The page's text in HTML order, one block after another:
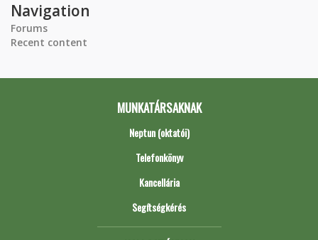
Navigation
Forums
Recent content
MUNKATÁRSAKNAK
Neptun (oktatói)
Telefonkönyv
Kancellária
Segítségkérés